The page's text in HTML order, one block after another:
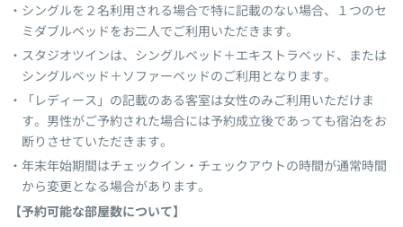
シングルを２名利用される場合で特に記載のない場合、１つのセ
ミダブルベッドをお二人でご利用いただきます。
スタジオツインは、シングルベッド＋エキストラベッド、または
シングルベッド＋ソファーベッドのご利用となります。
「レディース」の記載のある客室は女性のみご利用いただけま
す。男性がご予約された場合には予約成立後であっても宿泊をお
断りさせていただきます。
年末年始期間はチェックイン・チェックアウトの時間が通常時間
から変更となる場合があります。
【予約可能な部屋数について】